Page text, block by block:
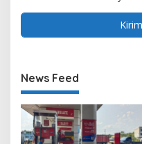
News Feed